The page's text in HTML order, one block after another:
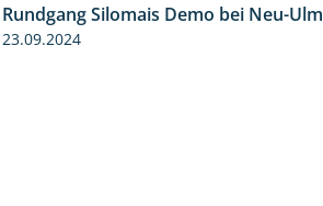
4:50
Rundgang Silomais Demo bei Neu-Ulm
23.09.2024